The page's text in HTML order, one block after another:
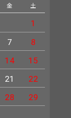
金 土
1
7
8
14
15
21
22
28
29